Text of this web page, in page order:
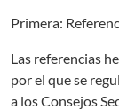
Primera:
Las referencias
por el que se
a los Consejos